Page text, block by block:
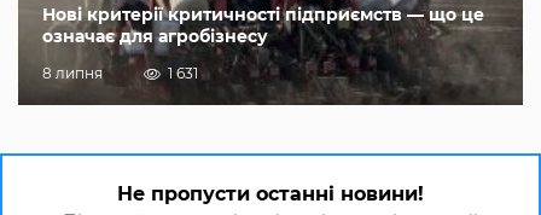
Нові критерії критичності підприємств — що це
означає для агробізнесу
8 липня 1 631
Не пропусти останні новини!